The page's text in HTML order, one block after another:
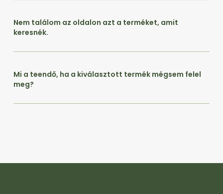
Nem találom az oldalon azt a terméket, amit
keresnék.
Mi a teendő, ha a kiválasztott termék mégsem felel
meg?